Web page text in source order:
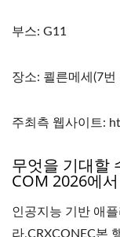
부스: G11
장소: 쾰른메세(7번
주최측 웹사이트:
무엇을 기대할
COM 2026에서
인공지능 기반 애
라,CRXCONEC본